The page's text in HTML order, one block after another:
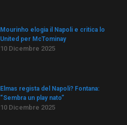
Mourinho elogia il Napoli e critica lo
United per McTominay
10 Dicembre 2025
Elmas regista del Napoli? Fontana:
“Sembra un play nato”
10 Dicembre 2025